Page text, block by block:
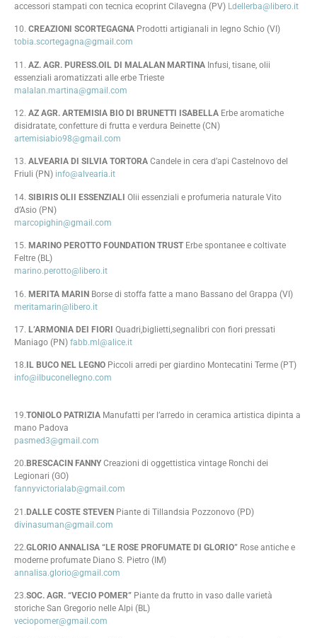
accessori stampati con tecnica ecoprint Cilavegna (PV) Ldellerba@libero.it
10. CREAZIONI SCORTEGAGNA Prodotti artigianali in legno Schio (VI)
tobia.scortegagna@gmail.com
11. AZ. AGR. PURESS.OIL DI MALALAN MARTINA Infusi, tisane, olii
essenziali aromatizzati alle erbe Trieste
malalan.martina@gmail.com
12. AZ AGR. ARTEMISIA BIO DI BRUNETTI ISABELLA Erbe aromatiche
disidratate, confetture di frutta e verdura Beinette (CN)
artemisiabio98@gmail.com
13. ALVEARIA DI SILVIA TORTORA Candele in cera d’api Castelnovo del
Friuli (PN) info@alvearia.it
14. SIBIRIS OLII ESSENZIALI Olii essenziali e profumeria naturale Vito
d’Asio (PN)
marcopighin@gmail.com
15. MARINO PEROTTO FOUNDATION TRUSTErbe spontanee e coltivate
Feltre (BL)
marino.perotto@libero.it
16. MERITA MARIN Borse di stoffa fatte a mano Bassano del Grappa (VI)
meritamarin@libero.it
17. L’ARMONIA DEI FIORI Quadri,biglietti,segnalibri con fiori pressati
Maniago (PN) fabb.ml@alice.it
18. IL BUCO NEL LEGNO Piccoli arredi per giardino Montecatini Terme (PT)
info@ilbuconellegno.com
19.TONIOLO PATRIZIA Manufatti per l’arredo in ceramica artistica dipinta a
mano Padova
pasmed3@gmail.com
20. BRESCACIN FANNY Creazioni di oggettistica vintage Ronchi dei
Legionari (GO)
fannyvictorialab@gmail.com
21.DALLE COSTE STEVEN Piante di Tillandsia Pozzonovo (PD)
divinasuman@gmail.com
22.GLORIO ANNALISA “LE ROSE PROFUMATE DI GLORIO” Rose antiche e
moderne profumate Diano S. Pietro (IM)
annalisa.glorio@gmail.com
23.SOC. AGR. “VECIO POMER” Piante da frutto in vaso dalle varietà
storiche San Gregorio nelle Alpi (BL)
veciopomer@gmail.com